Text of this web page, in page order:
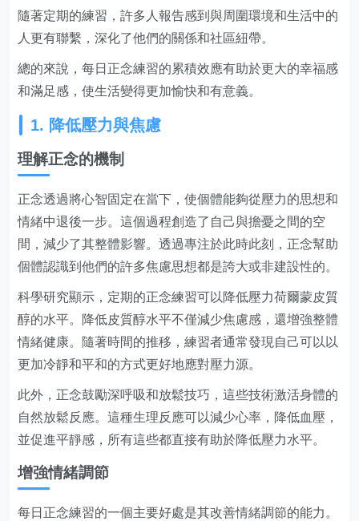
隨著定期的練習，許多人報告感到與周圍環境和生活中的
人更有聯繫，深化了他們的關係和社區紐帶。
總的來說，每日正念練習的累積效應有助於更大的幸福感
和滿足感，使生活變得更加愉快和有意義。
1. 降低壓力與焦慮
理解正念的機制
正念透過將心智固定在當下，使個體能夠從壓力的思想和
情緒中退後一步。這個過程創造了自己與擔憂之間的空
間，減少了其整體影響。透過專注於此時此刻，正念幫助
個體認識到他們的許多焦慮思想都是誇大或非建設性的。
科學研究顯示，定期的正念練習可以降低壓力荷爾蒙皮質
醇的水平。降低皮質醇水平不僅減少焦慮感，還增強整體
情緒健康。隨著時間的推移，練習者通常發現自己可以以
更加冷靜和平和的方式更好地應對壓力源。
此外，正念鼓勵深呼吸和放鬆技巧，這些技術激活身體的
自然放鬆反應。這種生理反應可以減少心率，降低血壓，
並促進平靜感，所有這些都直接有助於降低壓力水平。
增強情緒調節
每日正念練習的一個主要好處是其改善情緒調節的能力。